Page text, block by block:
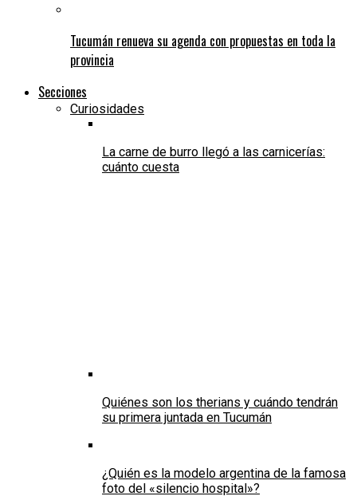
Tucumán renueva su agenda con propuestas en toda la
provincia
Secciones
Curiosidades
La carne de burro llegó a las carnicerías:
cuánto cuesta
Quiénes son los therians y cuándo tendrán
su primera juntada en Tucumán
¿Quién es la modelo argentina de la famosa
foto del «silencio hospital»?